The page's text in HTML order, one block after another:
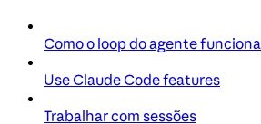
Como o loop do agente funciona
Use Claude Code features
Trabalhar com sessões